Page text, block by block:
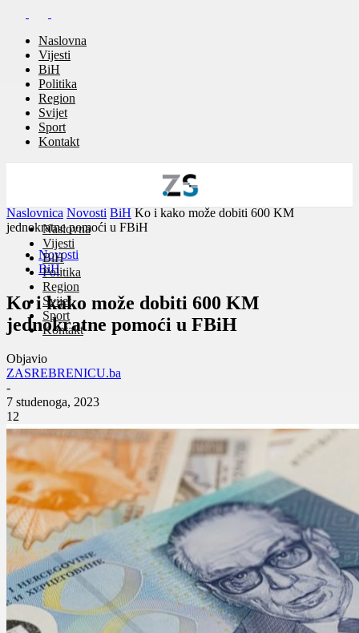
Naslovna
Vijesti
BiH
Politika
Region
Svijet
Sport
Kontakt
Naslovna
Vijesti
BiH
Politika
Region
Svijet
Sport
Kontakt
Naslovnica Novosti BiH Ko i kako može dobiti 600 KM
jednokratne pomoći u FBiH
Novosti
BiH
Ko i kako može dobiti 600 KM
jednokratne pomoći u FBiH
Objavio
ZASREBRENICU.ba
-
7 studenoga, 2023
12